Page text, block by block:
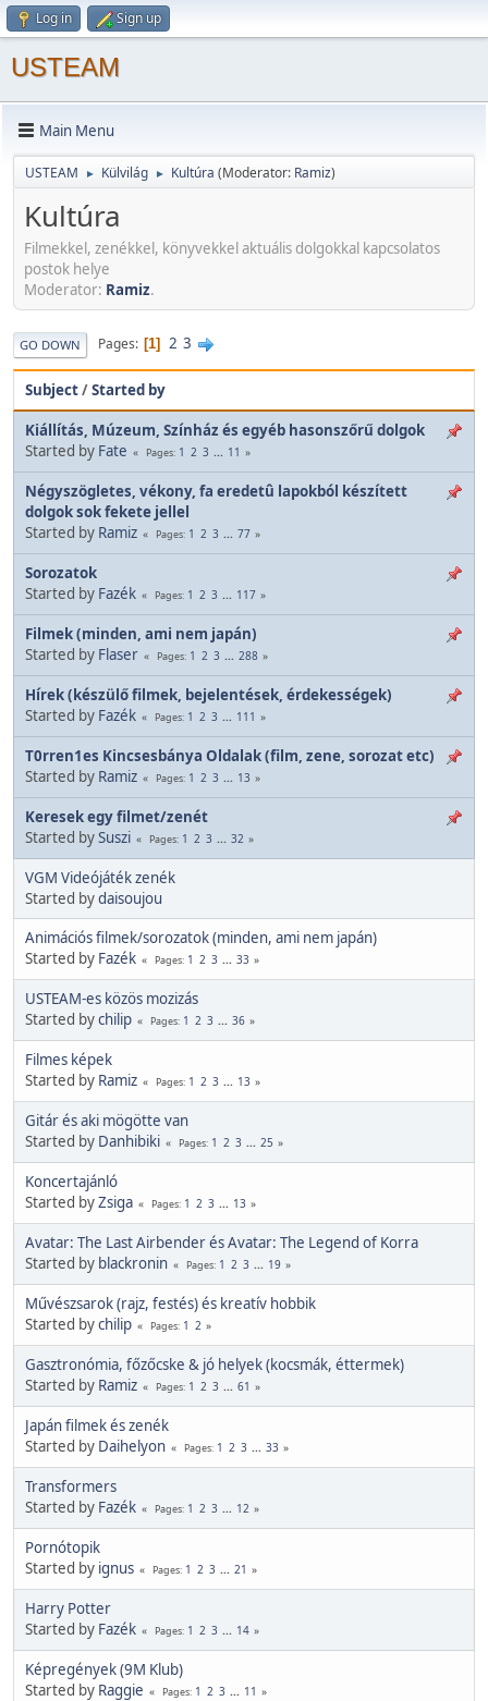
Log in Sign up
USTEAM
Main Menu
USTEAM ► Külvilág ► Kultúra (Moderator: Ramiz)
Kultúra
Filmekkel, zenékkel, könyvekkel aktuális dolgokkal kapcsolatos
postok helye
Moderator: Ramiz.
GO DOWN Pages 1 2 3
Subject/Started by
Kiállítás, Múzeum, Színház és egyéb hasonszőrű dolgok
Started by Fate Pages 1 2 3 ... 11
Négyszögletes, vékony, fa eredetû lapokból készített
dolgok sok fekete jellel
Started by Ramiz Pages 1 2 3 ... 77
Sorozatok
Started by Fazék Pages 1 2 3 ... 117
Filmek (minden, ami nem japán)
Started by Flaser Pages 1 2 3 ... 288
Hírek (készülő filmek, bejelentések, érdekességek)
Started by Fazék Pages 1 2 3 ... 111
T0rren1es Kincsesbánya Oldalak (film, zene, sorozat etc)
Started by Ramiz Pages 1 2 3 ... 13
Keresek egy filmet/zenét
Started bySuszi Pages 1 2 3 ... 32
VGM Videójáték zenék
Started bydaisoujou
Animációs filmek/sorozatok (minden, ami nem japán)
Started by Fazék Pages 1 2 3 ... 33
USTEAM-es közös mozizás
Started bychilip Pages 1 2 3 ... 36
Filmes képek
Started by Ramiz Pages 1 2 3 ... 13
Gitár és aki mögötte van
Started by Danhibiki Pages 1 2 3 ... 25
Koncertajánló
Started byZsiga Pages 1 2 3 ... 13
Avatar: The Last Airbender és Avatar: The Legend of Korra
Started by blackronin Pages 1 2 3 ... 19
Művészsarok (rajz, festés) és kreatív hobbik
Started bychilip Pages 1 2
Gasztronómia, főzőcske & jó helyek (kocsmák, éttermek)
Started by Ramiz Pages 1 2 3 ... 61
Japán filmek és zenék
Started by Daihelyon Pages 1 2 3 ... 33
Transformers
Started by Fazék Pages 1 2 3 ... 12
Pornótopik
Started by ignus Pages 1 2 3 ... 21
Harry Potter
Started by Fazék Pages 1 2 3 ... 14
Képregények (9M Klub)
Started by Raggie Pages 1 2 3 ... 11